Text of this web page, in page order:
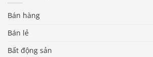
Bán hàng
Bán lẻ
Bất động sản